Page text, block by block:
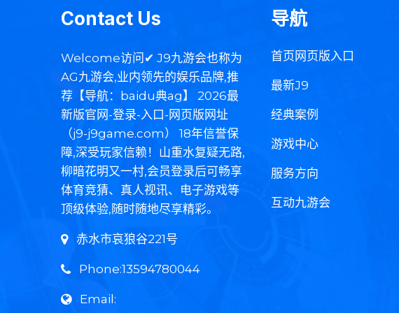
Contact Us
Welcome访问✔ J9九游会也称为
AG九游会,业内领先的娱乐品牌,推
荐【导航：baidu典ag】 2026最
新版官网-登录-入口-网页版网址
（j9-j9game.com） 18年信誉保
障,深受玩家信赖！山重水复疑无路,
柳暗花明又一村,会员登录后可畅享
体育竞猜、真人视讯、电子游戏等
顶级体验,随时随地尽享精彩。
赤水市哀狼谷221号
Phone:13594780044
Email:
导航
首页网页版入口
最新J9
经典案例
游戏中心
服务方向
互动九游会